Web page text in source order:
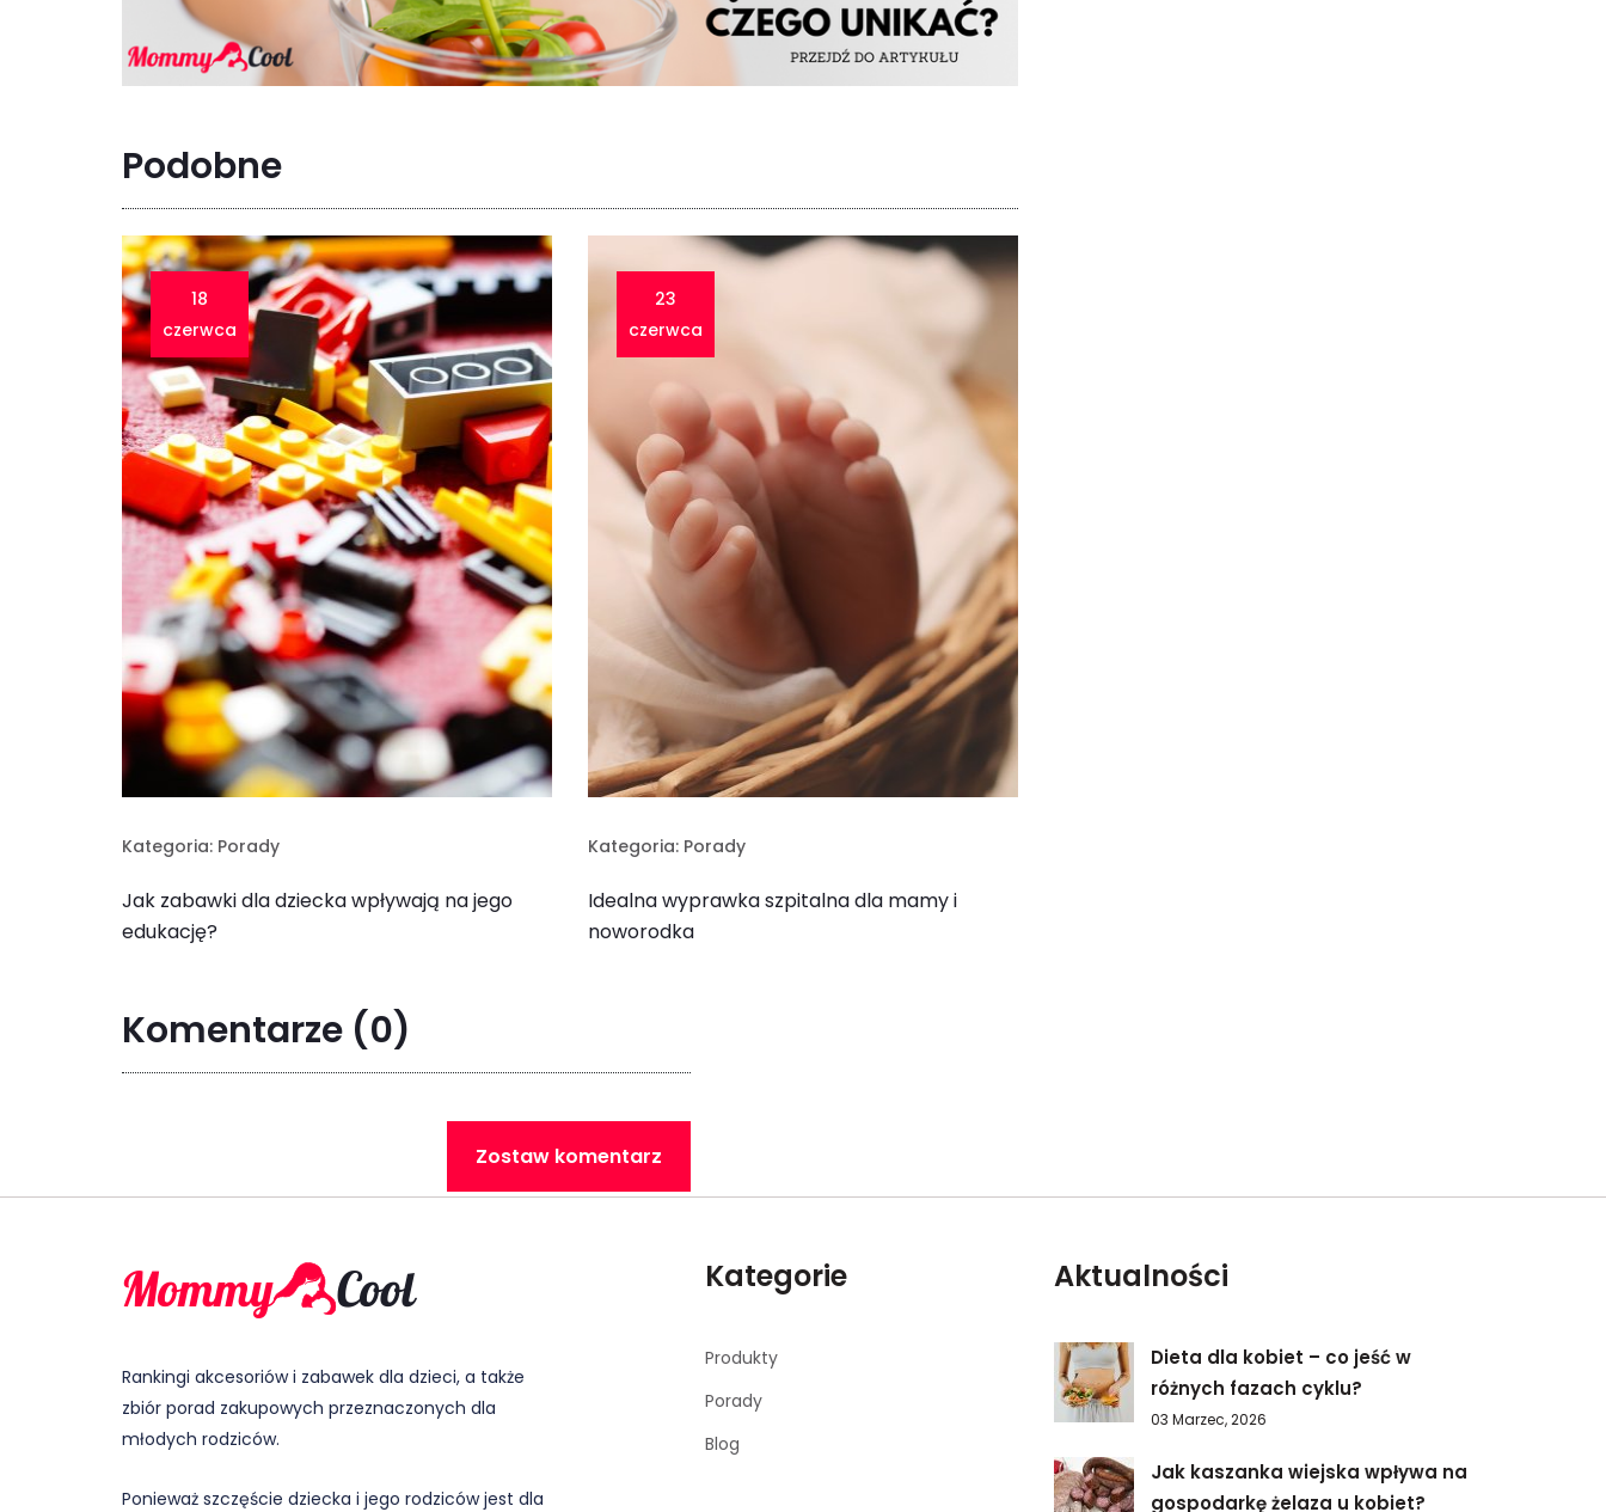
Podobne
18
czerwca
Kategoria: Porady
Jak zabawki dla dziecka wpływają na jego
edukację?
23
czerwca
Kategoria: Porady
Idealna wyprawka szpitalna dla mamy i
noworodka
Komentarze (0)
Zostaw komentarz
Rankingi akcesoriów i zabawek dla dzieci, a także
zbiór porad zakupowych przeznaczonych dla
młodych rodziców.
Ponieważ szczęście dziecka i jego rodziców jest dla
Kategorie
Produkty
Porady
Blog
Aktualności
Dieta dla kobiet – co jeść w
różnych fazach cyklu?
03 Marzec, 2026
Jak kaszanka wiejska wpływa na
gospodarkę żelaza u kobiet?